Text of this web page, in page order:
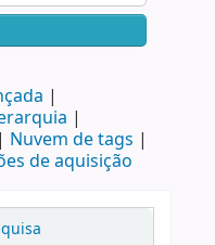
Nuvem de tags
de aquisição